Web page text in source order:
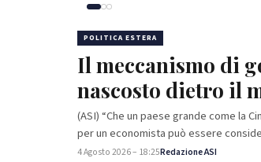
POLITICA ESTERA
Il meccanismo di
nascosto dietro il
(ASI) “Che un paese grande come la
per un economista può essere
4 Agosto 2026 – 18:25Redazione ASI